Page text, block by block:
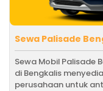
Sewa Palisade
Sewa Mobil Palisade
di Bengkalis
perusahaan untuk